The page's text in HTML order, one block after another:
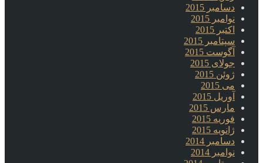
دسامبر 2015
نوامبر 2015
اکتبر 2015
سپتامبر 2015
آگوست 2015
جولای 2015
ژوئن 2015
می 2015
آوریل 2015
مارس 2015
فوریه 2015
ژانویه 2015
دسامبر 2014
نوامبر 2014